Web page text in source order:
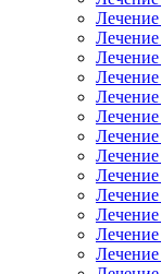
Лечение
Лечение
Лечение